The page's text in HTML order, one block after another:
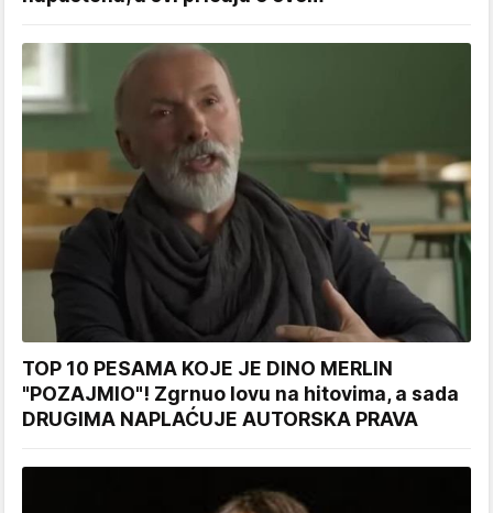
TOP 10 PESAMA KOJE JE DINO MERLIN
"POZAJMIO"! Zgrnuo lovu na hitovima, a sada
DRUGIMA NAPLAĆUJE AUTORSKA PRAVA